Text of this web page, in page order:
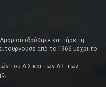
ιδρύθηκε και πήρε τη
από το 1966 μέχρι το
του Δ.Σ και των Δ.Σ των